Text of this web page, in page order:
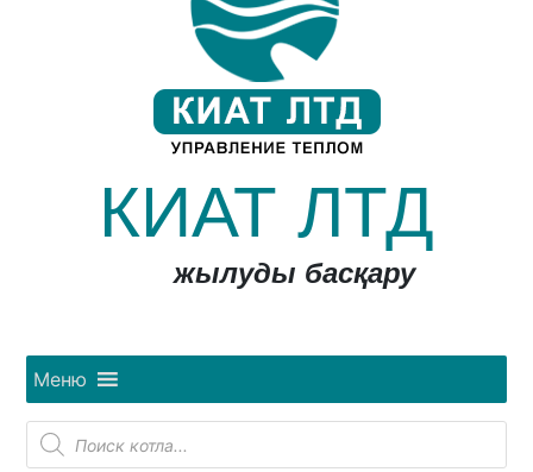
КИАТ ЛТД
жылуды басқару
Меню
Поиск
товаров